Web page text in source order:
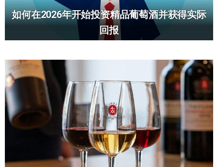
如何在2026年开始投资精品葡萄酒并获得实际
回报